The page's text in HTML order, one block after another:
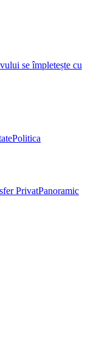
se împletește cu
Politica
PrivatPanoramic